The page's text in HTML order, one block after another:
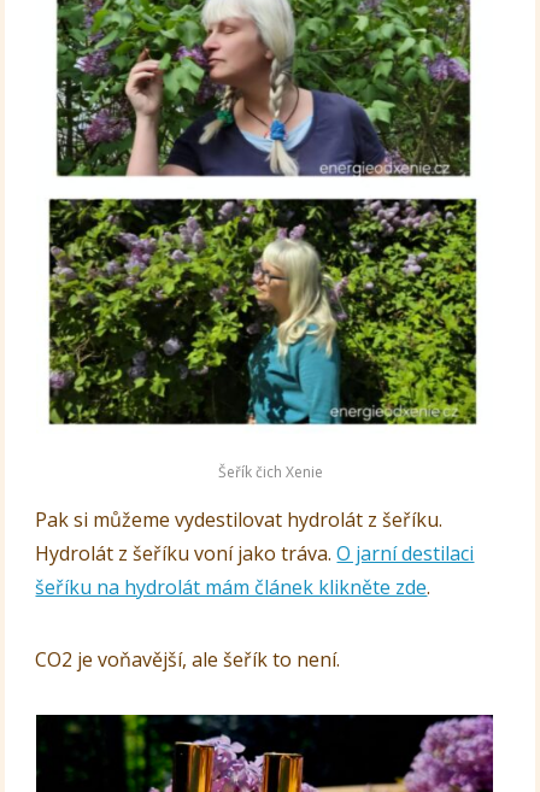
Šeřík čich Xenie
Pak si můžeme vydestilovat hydrolát z šeříku.
Hydrolát z šeříku voní jako tráva.O jarní destilaci
šeříku na hydrolát mám článek klikněte zde.
CO2 je voňavější, ale šeřík to není.